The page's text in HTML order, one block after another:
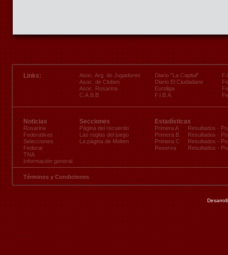
Links:
Asoc. Arg. de Jugadores
Asoc. de Clubes
Asoc. Rosarina
C.A.B.B.
Diario "La Capital"
Diario El Ciudadano
Euroliga
F.I.B.A.
Noticias
Rosarina
Federativas
Selecciones
Federal
TNA
Información general
Secciones
Página del recuerdo
Las reglas del juego
La página de Molten
Estadísticas
Primera A
Primera B
Primera C
Reserva
Resultados -
Resultados -
Resultados -
Resultados -
Términos y Condiciones